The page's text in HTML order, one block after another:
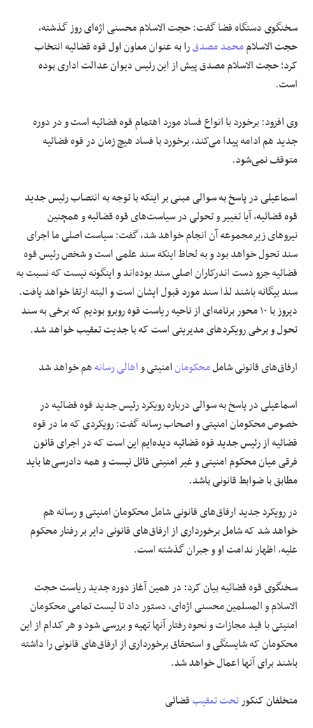
سخنگوی دستگاه قضا گفت: حجت الاسلام محسنی اژه‌ای روز گذشته،
حجت الاسلاممحمد مصدقرا به عنوان معاون اول قوه قضائیه انتخاب
کرد؛ حجت الاسلام مصدق پیش از این رئیس دیوان عدالت اداری بوده
است.
وی افزود: برخورد با انواع فساد مورد اهتمام قوه قضائیه است و در دوره
جدید هم ادامه پیدا می‌کند، برخورد با فساد هیچ زمان در قوه قضائیه
متوقف نمی‌شود.
اسماعیلی در پاسخ به سوالی مبنی بر اینکه با توجه به انتصاب رئیس جدید
قوه قضائیه، آیا تغییر و تحولی در سیاست‌های قوه قضائیه و همچنین
نیروهای زیرمجموعه آن انجام خواهد شد، گفت: سیاست اصلی ما اجرای
سند تحول خواهد بود و به لحاظ اینکه سند علمی است و شخص رئیس قوه
قضائیه جزو دست اندرکاران اصلی سند بوده‌اند و اینگونه نیست که نسبت به
سند بیگانه باشند لذا سند مورد قبول ایشان است و البته ارتقا خواهد یافت.
دیروز با ۱۰ محور برنامه‌ای از ناحیه ریاست قوه روبرو بودیم که برخی به سند
تحول و برخی رویکردهای مدیریتی است که با جدیت تعقیب خواهد شد.
ارفاق‌های قانونی شاملمحکومانامنیتی واهالی رسانههم خواهد شد
اسماعیلی در پاسخ به سوالی درباره رویکرد رئیس جدید قوه قضائیه در
خصوص محکومان امنیتی و اصحاب رسانه گفت: رویکردی که ما در قوه
قضائیه از رئیس جدید قوه قضائیه دیده‌ایم این است که در اجرای قانون
فرقی میان محکوم امنیتی و غیر امنیتی قائل نیست و همه دادرسی‌ها باید
مطابق با ضوابط قانونی باشد.
در رویکرد جدید ارفاق‌های قانونی شامل محکومان امنیتی و رسانه هم
خواهد شد که شامل برخورداری از ارفاق‌های قانونی دایر بر رفتار محکوم
علیه، اظهار ندامت او و جبران گذشته است.
سخنگوی قوه قضائیه بیان کرد: در همین آغاز دوره جدید ریاست حجت
الاسلام و المسلمین محسنی اژه‌ای، دستور داد تا لیست تمامی محکومان
امنیتی با قید مجازات و نحوه رفتار آنها تهیه و بررسی شود و هر کدام از این
محکومان که شایستگی و استحقاق برخورداری از ارفاق‌های قانونی را داشته
باشند برای آنها اعمال خواهد شد.
متخلفان کنکورتحت تعقیبقضائی